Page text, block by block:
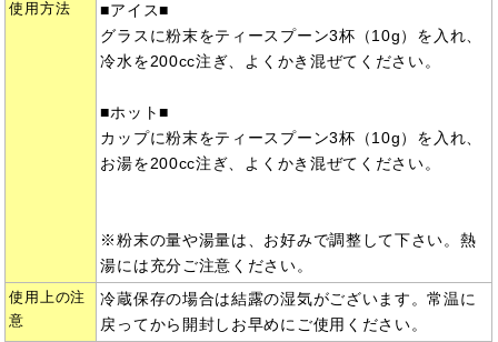
使用方法
■アイス■
グラスに粉末をティースプーン3杯（10g）を入れ、
冷水を200cc注ぎ、よくかき混ぜてください。
■ホット■
カップに粉末をティースプーン3杯（10g）を入れ、
お湯を200cc注ぎ、よくかき混ぜてください。
※粉末の量や湯量は、お好みで調整して下さい。熱
湯には充分ご注意ください。
使用上の注
意
冷蔵保存の場合は結露の湿気がございます。常温に
戻ってから開封しお早めにご使用ください。